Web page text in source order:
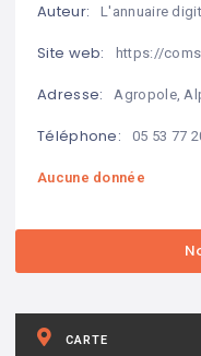
Auteur: L'annuaire
Site web: https://
Adresse: Agropole,
Téléphone: 05 53 77
Aucune donnée
CARTE